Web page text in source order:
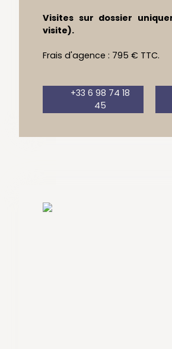
Visites sur dossier
visite).
Frais d'agence : 795 € TTC.
+33 6 98 74 18
45